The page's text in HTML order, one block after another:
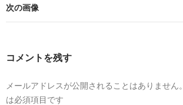
次の画像
コメントを残す
メールアドレスが公開されることはありません。
は必須項目です